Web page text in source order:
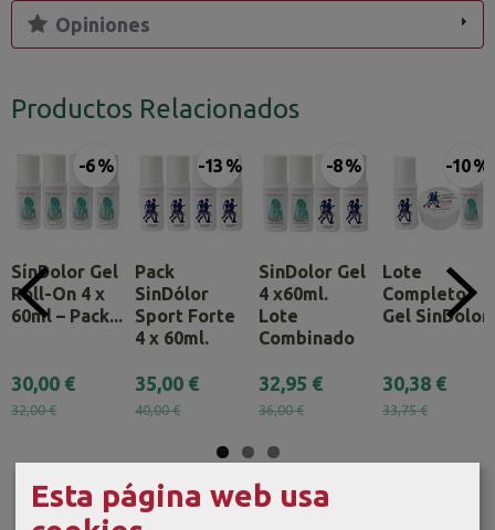
Opiniones
Productos Relacionados
-6 %
SínDolor Gel
Roll-On 4 x
60ml – Pack...
30,00 €
32,00 €
-13 %
Pack
SinDólor
Sport Forte
4 x 60ml.
35,00 €
40,00 €
-8 %
SinDolor Gel
4 x60ml.
Lote
Combinado
32,95 €
36,00 €
-10 %
Lote
Completo
Gel SinDolor
30,38 €
33,75 €
Esta página web usa